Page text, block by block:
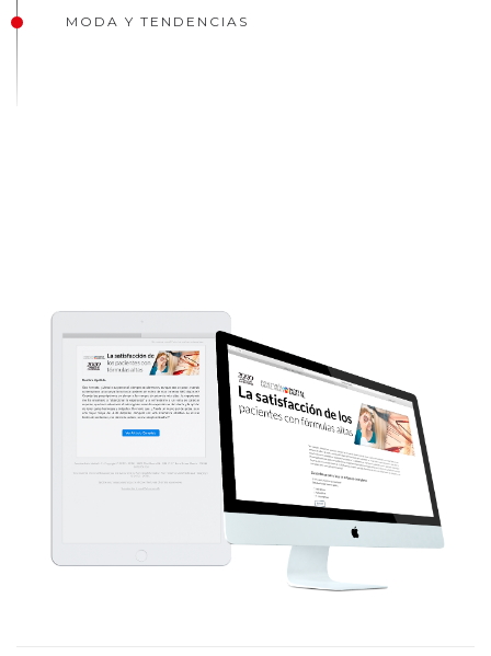
MODA Y TENDENCIAS